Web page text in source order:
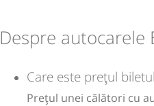
14:12 Laza Statie Laza
Durată:
min
Despre autocarele
Care este prețul
Prețul unei călători cu